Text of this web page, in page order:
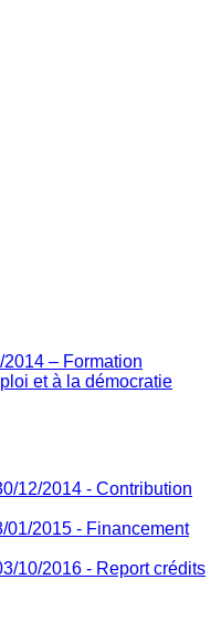
– Formation
et à la démocratie
12/2014 - Contribution
01/2015 - Financement
10/2016 - Report crédits